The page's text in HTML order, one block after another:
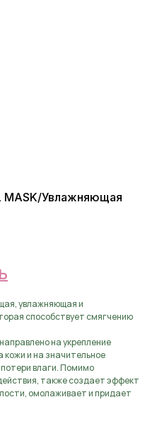
MASK/Увлажняющая
увлажняющая и
способствует смягчению
на укрепление
кожи и на значительное
влаги. Помимо
также создает эффект
омолаживает и придает